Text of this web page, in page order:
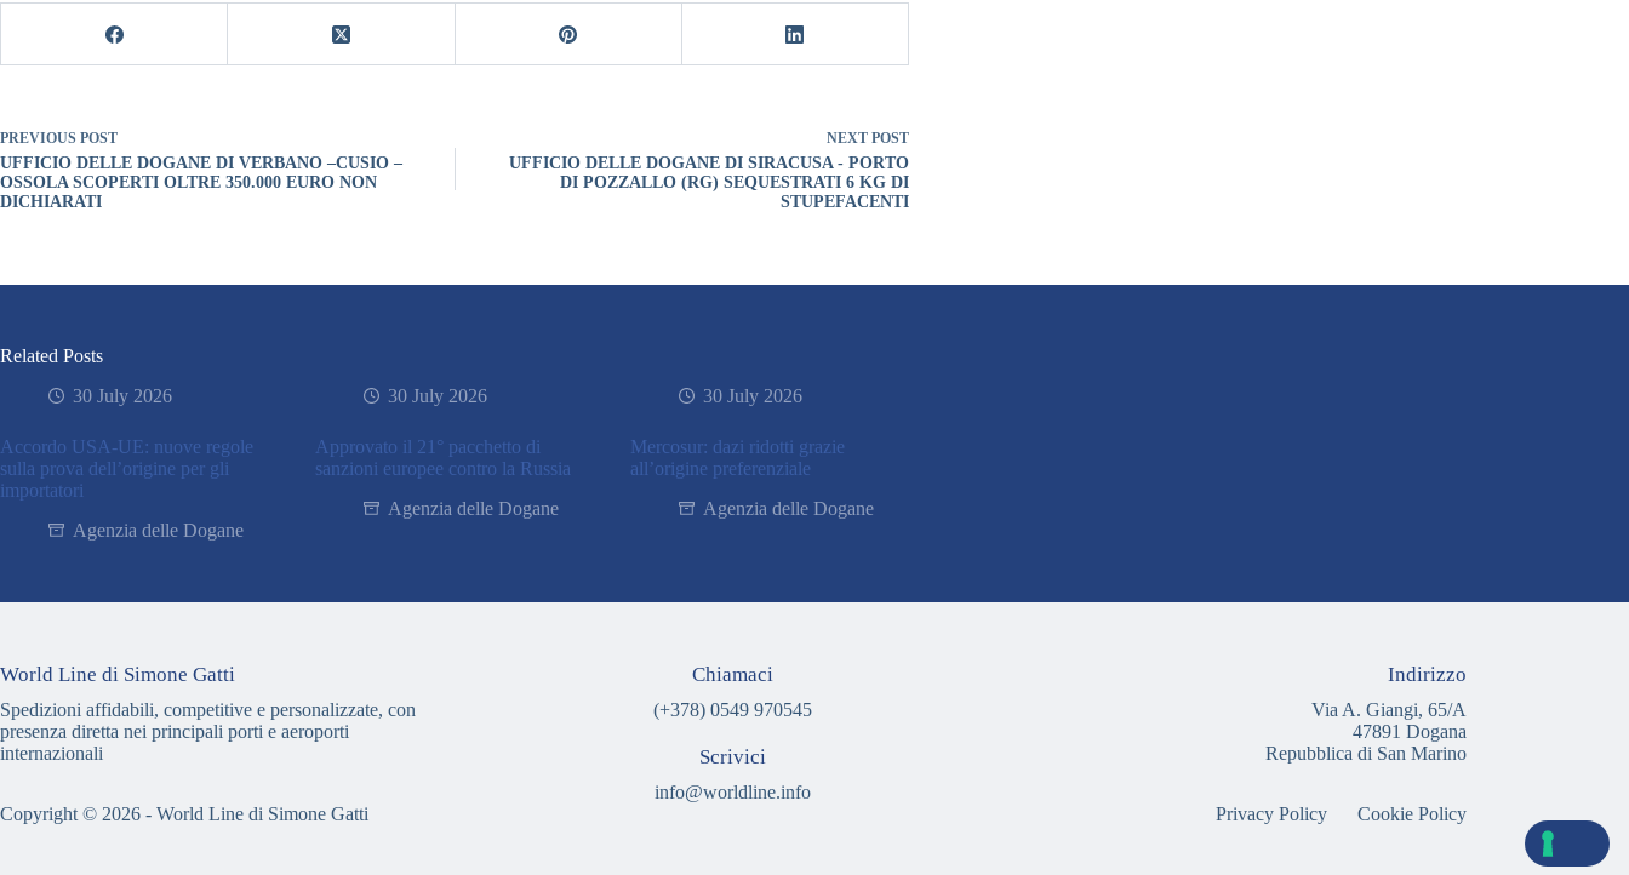
PREVIOUS POST
UFFICIO DELLE DOGANE DI VERBANO –CUSIO –
OSSOLA SCOPERTI OLTRE 350.000 EURO NON
DICHIARATI
NEXT POST
UFFICIO DELLE DOGANE DI SIRACUSA - PORTO
DI POZZALLO (RG) SEQUESTRATI 6 KG DI
STUPEFACENTI
Related Posts
30 July 2026
Accordo USA-UE: nuove regole
sulla prova dell’origine per gli
importatori
Agenzia delle Dogane
30 July 2026
Approvato il 21° pacchetto di
sanzioni europee contro la Russia
Agenzia delle Dogane
30 July 2026
Mercosur: dazi ridotti grazie
all’origine preferenziale
Agenzia delle Dogane
World Line di Simone Gatti
Spedizioni affidabili, competitive e personalizzate, con
presenza diretta nei principali porti e aeroporti
internazionali
Chiamaci
(+378) 0549 970545
Scrivici
info@worldline.info
Indirizzo
Via A. Giangi, 65/A
47891 Dogana
Repubblica di San Marino
Copyright © 2026 - World Line di Simone Gatti Privacy Policy Cookie Policy